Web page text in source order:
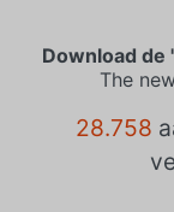
Download de
The
28.758